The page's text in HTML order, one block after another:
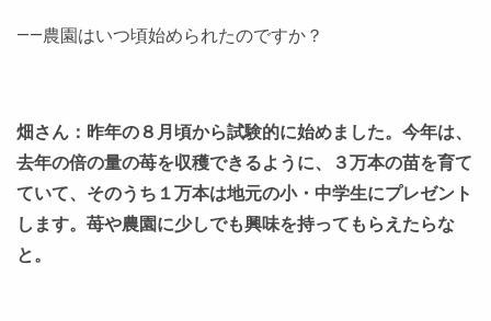
――農園はいつ頃始められたのですか？
畑さん：昨年の８月頃から試験的に始めました。今年は、
去年の倍の量の苺を収穫できるように、３万本の苗を育て
ていて、そのうち１万本は地元の小・中学生にプレゼント
します。苺や農園に少しでも興味を持ってもらえたらな
と。